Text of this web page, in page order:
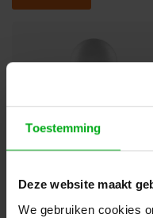
Toestemming
Deze website maakt
We gebruiken cookies
Art Line